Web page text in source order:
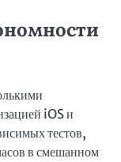
iOS и
тестов,
в смешанном